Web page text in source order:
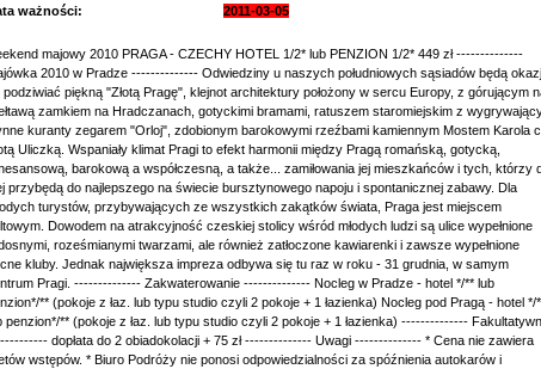
ważności:
2011-03-05
majowy 2010 PRAGA - CZECHY HOTEL 1/2* lub PENZION 1/2* 449 zł --------------
2010 w Pradze -------------- Odwiedziny u naszych południowych sąsiadów będą
podziwiać piękną "Złotą Pragę", klejnot architektury położony w sercu Europy, z górującym
zamkiem na Hradczanach, gotyckimi bramami, ratuszem staromiejskim z
kuranty zegarem "Orloj", zdobionym barokowymi rzeźbami kamiennym Mostem Karola
Uliczką. Wspaniały klimat Pragi to efekt harmonii między Pragą romańską, gotycką,
barokową a współczesną, a także... zamiłowania jej mieszkańców i tych, którzy
przybędą do najlepszego na świecie bursztynowego napoju i spontanicznej zabawy. Dla
turystów, przybywających ze wszystkich zakątków świata, Praga jest miejscem
Dowodem na atrakcyjność czeskiej stolicy wśród młodych ludzi są ulice wypełnione
roześmianymi twarzami, ale również zatłoczone kawiarenki i zawsze wypełnione
kluby. Jednak największa impreza odbywa się tu raz w roku - 31 grudnia, w samym
Pragi. -------------- Zakwaterowanie -------------- Nocleg w Pradze - hotel */** lub
** (pokoje z łaz. lub typu studio czyli 2 pokoje + 1 łazienka) Nocleg pod Pragą - hotel */
penzion*/** (pokoje z łaz. lub typu studio czyli 2 pokoje + 1 łazienka) --------------
dopłata do 2 obiadokolacji + 75 zł -------------- Uwagi -------------- * Cena nie zawiera
wstępów. * Biuro Podróży nie ponosi odpowiedzialności za spóźnienia autokarów i